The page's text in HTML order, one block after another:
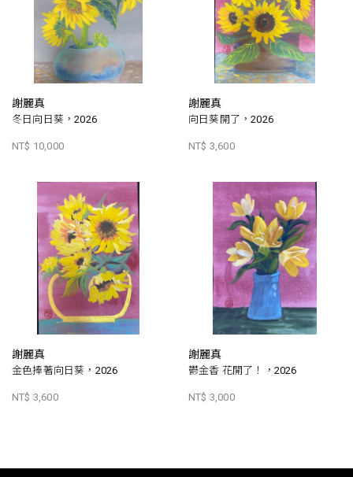
謝麗真
冬日向日葵，2026
NT$ 10,000
謝麗真
向日葵開了，2026
NT$ 3,600
謝麗真
金色捧著向日葵，2026
NT$ 3,600
謝麗真
鬱金香 花開了！，2026
NT$ 3,000